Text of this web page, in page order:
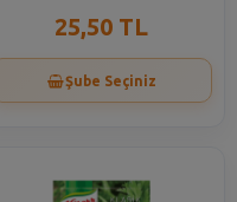
25,50 TL
Şube Seçiniz